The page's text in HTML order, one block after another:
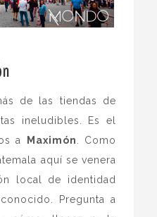
de las tiendas de
ineludibles. Es el
a Maximón
. Como
aquí se venera
local de identidad
Pregunta a